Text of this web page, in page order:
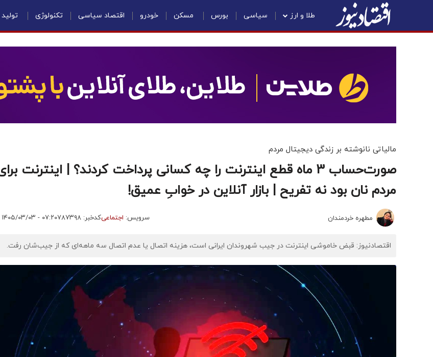
طلا و ارز سیاسی بورس مسکن خودرو اقتصاد سیاسی تکنولوژی
مالیاتی نانوشته بر زندگی دیجیتال مردم
صورت‌حساب 3 ماه قطع اینترنت را چه کسانی پرداخت کردند؟ | اینترنت
مردم نان بود نه تفریح | بازار آنلاین در خوابِ عمیق!
مطهره خردمندان سرویس: اجتماعیکدخبر: ۷۸۷۳۹۸ ۱۴۰۵/۰۳/۰۳ - ۰۷:۲۰
اقتصادنیوز: قبض خاموشی اینترنت در جیب شهروندان ایرانی است، هزینه اتصال یا عدم اتصال سه ماهه‌ای که از جیب‌شان رفت.